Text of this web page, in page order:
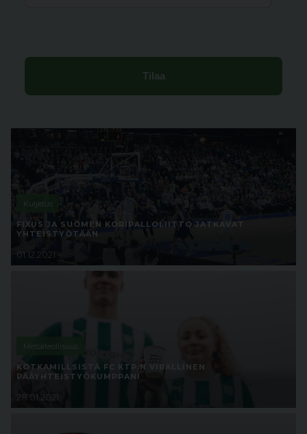
Kuljetus
FIXUS JA SUOMEN KORIPALLOLIITTO JATKAVAT
YHTEISTYÖTÄÄN
01.12.2021
Metsäteollisuus
KOTKAMILLSISTÄ FC KTP:N VIRALLINEN
PÄÄYHTEISTYÖKUMPPANI
28.01.2021